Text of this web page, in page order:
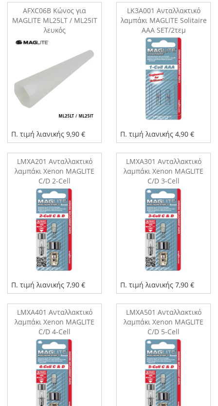
AFXC06B Kώνος για
MAGLITE ML25LT / ML25IT
λευκός
Π. τιμή λιανικής 9,90 €
LK3A001 Ανταλλακτικό
λαμπάκι MAGLITE Solitaire
AAA SET/2τεμ
Π. τιμή λιανικής 4,90 €
LMXA201 Ανταλλακτικό
λαμπάκι Xenon MAGLITE
C/D 2-Cell
Π. τιμή λιανικής 7,90 €
LMXA301 Ανταλλακτικό
λαμπάκι Xenon MAGLITE
C/D 3-Cell
Π. τιμή λιανικής 7,90 €
LMXA401 Ανταλλακτικό
λαμπάκι Xenon MAGLITE
C/D 4-Cell
LMXA501 Ανταλλακτικό
λαμπάκι Xenon MAGLITE
C/D 5-Cell